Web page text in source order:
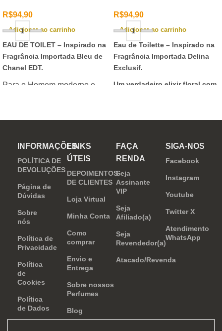
R$94,90
Adicionar ao carrinho
EAU DE TOILET – Inspirado na
Fragrância Importada Bleu de
Chanel EDT.
Para o Homem moderno e
inovar sempre, provocando
e determinação.
R$94,90
Adicionar ao carrinho
Eau de Toilette – Inspirado na
Fragrância Importada Delina
Exclusif.
Um verdadeiro elixir floral com
INFORMAÇÕES
POLÍTICA DE
DEVOLUÇÕES
Página de
Dúvidas
Sobre
nós
Política de
Privacidade
Política
de
Cookies
Política
de Dados
LINKS
ÚTEIS
DEPOIMENTOS
DE CLIENTES
Loja Virtual
Minha Conta
Como
comprar
Envio e
Entrega
Sobre nossos
Perfumes
Blog
FAÇA
RENDA
Seja
Assinante
VIP
Seja
Afiliado(a)
Seja
Revendedor(a)
Atacado/Revenda
SIGA-NOS
Facebook
Instagram
Youtube
Twitter X
Atendimento
WhatsApp